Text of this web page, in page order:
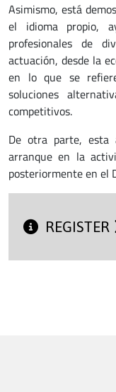
Asimismo, está
el idioma propio,
profesionales de
actuación, desde la
en lo que se
soluciones
competitivos.
De otra parte, esta
arranque en la
posteriormente en el
REGISTER